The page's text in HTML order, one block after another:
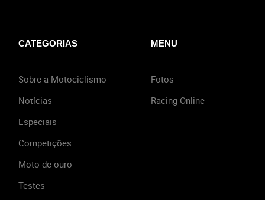
CATEGORIAS
Sobre a Motociclismo
Notícias
Especiais
Competições
Moto de ouro
Testes
MENU
Fotos
Racing Online